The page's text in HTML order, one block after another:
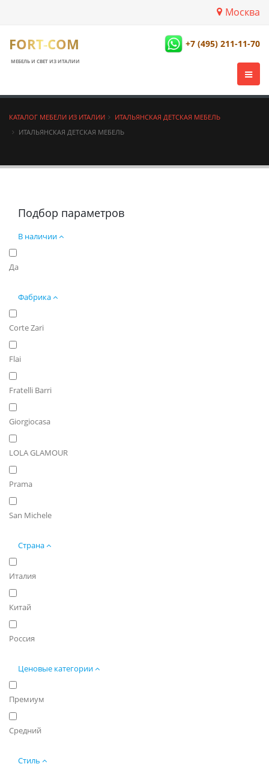
Москва
FORT-COM
МЕБЕЛЬ И СВЕТ ИЗ ИТАЛИИ
+7 (495) 211-11-70
КАТАЛОГ МЕБЕЛИ ИЗ ИТАЛИИ
ИТАЛЬЯНСКАЯ ДЕТСКАЯ МЕБЕЛЬ
ИТАЛЬЯНСКАЯ ДЕТСКАЯ МЕБЕЛЬ
Подбор параметров
В наличии
Да
Фабрика
Corte Zari
Flai
Fratelli Barri
Giorgiocasa
LOLA GLAMOUR
Prama
San Michele
Страна
Италия
Китай
Россия
Ценовые категории
Премиум
Средний
Стиль